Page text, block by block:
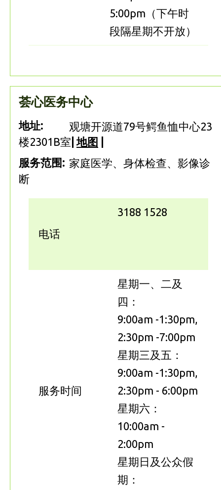
5:00pm（下午时
段隔星期不开放）
荟心医务中心
地址:
观塘开源道79号鳄鱼恤中心23
楼2301B室 地图
服务范围: 家庭医学、身体检查、影像诊
断
电话
3188 1528
服务时间
星期一、二及
四：
9:00am -1:30pm,
2:30pm -7:00pm
星期三及五：
9:00am -1:30pm,
2:30pm - 6:00pm
星期六：
10:00am -
2:00pm
星期日及公众假
期：